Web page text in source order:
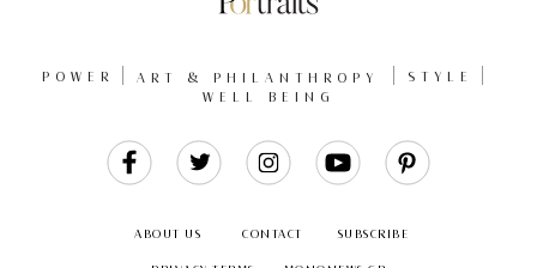
POWER ART & PHILANTHROPY
STYLE
WELL BEING
ABOUT US CONTACT SUBSCRIBE